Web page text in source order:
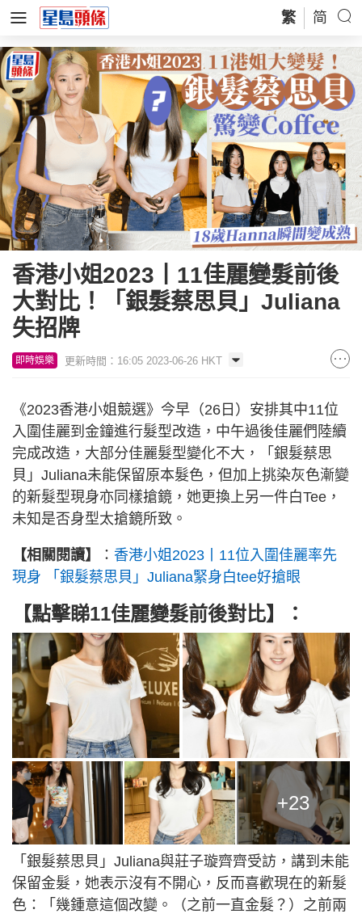
繁 简
香港小姐2023丨11佳麗變髮前後
大對比！「銀髮蔡思貝」Juliana
失招牌
即時娛樂 更新時間：16:05 2023-06-26 HKT
《2023香港小姐競選》今早（26日）安排其中11位
入圍佳麗到金鐘進行髮型改造，中午過後佳麗們陸續
完成改造，大部分佳麗髮型變化不大，「銀髮蔡思
貝」Juliana未能保留原本髮色，但加上挑染灰色漸變
的新髮型現身亦同樣搶鏡，她更換上另一件白Tee，
未知是否身型太搶鏡所致。
【相關閱讀】 ： 香港小姐2023丨11位入圍佳麗率先
現身 「銀髮蔡思貝」Juliana緊身白tee好搶眼
【點擊睇11佳麗變髮前後對比】：
+23
「銀髮蔡思貝」Juliana與莊子璇齊齊受訪，講到未能
保留金髮，她表示沒有不開心，反而喜歡現在的新髮
色：「幾鍾意這個改變。（之前一直金髮？）之前兩